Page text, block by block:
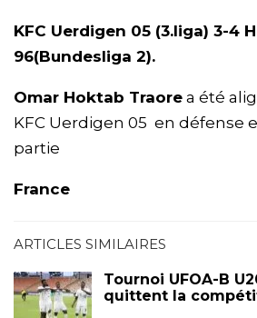
KFC Uerdigen 05 (3.liga) 3-4
96(Bundesliga 2).
Omar Hoktab Traore a été
KFC Uerdigen 05 en défense
partie
France
ARTICLES SIMILAIRES
Tournoi UFOA-B
quittent la